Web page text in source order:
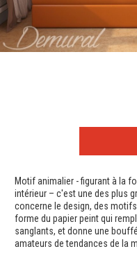
Motif animalier - figurant à la
intérieur – c'est une des plus
concerne le design, des
forme du papier peint qui
sanglants, et donne une
amateurs de tendances de la